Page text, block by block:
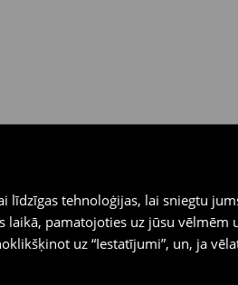
līdzīgas tehnoloģijas, lai sniegtu
laikā, pamatojoties uz jūsu
uz “Iestatījumi”, un, ja